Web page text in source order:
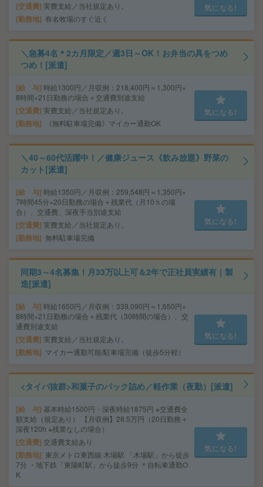
交通費 実費支給／当社規定あり。
勤務地 有名牧場のすぐ近く
気になる!
＼急募4名＊2カ月限定／週3日～OK！お弁当の具をつめ
つめ！[派遣]
給 与 時給1300円／月収例：218,400円＝1,300円×
8時間×21日勤務の場合＋交通費別途支給
交通費 実費支給／当社規定あり。
勤務地 《無料駐車場完備》マイカー通勤OK
気になる!
＼40～60代活躍中！／健康ジュース《飲み放題》野菜の
カット[派遣]
給 与 時給1350円／月収例：259,548円＝1,350円×
7時間45分×20日勤務の場合＋残業代（月10ｈの場
合）、交通費、深夜手当別途支給
交通費 実費支給／当社規定あり。
勤務地 無料駐車場完備
気になる!
同期3～4名募集！月33万以上可＆2年で正社員実績有｜製
造[派遣]
給 与 時給1650円／月収例：339,090円＝1,650円×
8時間×21日勤務の場合＋残業代（30時間の場合）、交
通費別途支給
交通費 実費支給／当社規定あり。
勤務地 マイカー通勤可能/駐車場完備（徒歩5分程）
気になる!
<タイパ抜群>和菓子のパック詰め／軽作業（夜勤）[派遣]
給 与 基本時給1500円・深夜時給1875円 ※交通費全
額支給（規定あり） 【月収例】28.5万円（20日勤務＋
深夜120h ※残業なしの場合）
交通費 交通費支給あり
勤務地
東京メトロ東西線 木場駅 「木場駅」から徒歩
7分 ・地下鉄「東陽町駅」から徒歩9分 ＊自転車通勤O
K
気になる!